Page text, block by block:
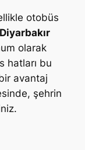
otobüs
Diyarbakır
olarak
hatları bu
avantaj
şehrin